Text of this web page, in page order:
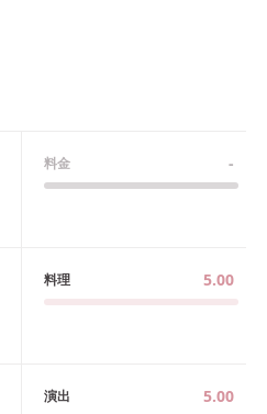
料金 -
料理 5.00
演出 5.00